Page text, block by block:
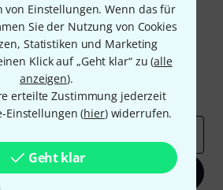
von Einstellungen. Wenn das für
Sie der Nutzung von Cookies
Statistiken und Marketing
Klick auf „Geht klar“ zu (alle
anzeigen).
erteilte Zustimmung jederzeit
Einstellungen (hier) widerrufen.
Geht klar
Newsletter
Newsletter und gewinne mit
50 Gutscheinen
Deals Thomann Insights
Jetzt anmelden